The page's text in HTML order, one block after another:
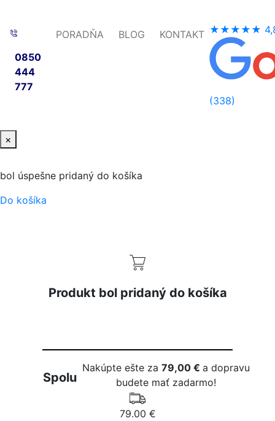
0850
444
777
PORADŇA BLOG KONTAKT ★★★★★
(338)
×
bol úspešne pridaný do košíka
Do košíka
Produkt bol pridaný do košíka
Spolu
Nakúpte ešte za79,00 €a dopravu
budete mať zadarmo!
79.00 €